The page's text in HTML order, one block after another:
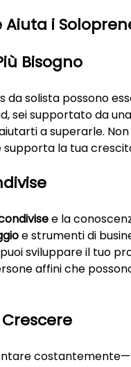
i
Bisogno
da solista possono
sei supportato da
a superarle.
la tua
e la
e strumenti di
sviluppare il tuo
affini che